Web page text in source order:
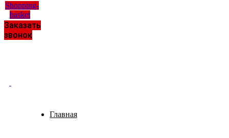
Shopping-
basket
Заказать
звонок
Главная